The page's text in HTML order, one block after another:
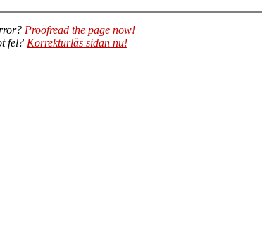
Proofread the page now!
fel? Korrekturläs sidan nu!